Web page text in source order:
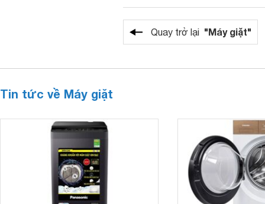
Quay trở lại "Máy giặt"
Tin tức về Máy giặt